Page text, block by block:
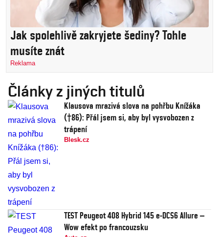
Jak spolehlivě zakryjete šediny? Tohle
musíte znát
Reklama
Články z jiných titulů
Klausova mrazivá slova na pohřbu Knížáka
(†86): Přál jsem si, aby byl vysvobozen z
trápení
Blesk.cz
TEST Peugeot 408 Hybrid 145 e-DCS6 Allure –
Wow efekt po francouzsku